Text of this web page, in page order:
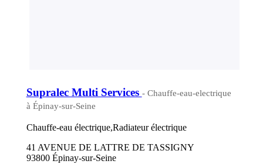
Supralec Multi Services - Chauffe-eau-electrique
à Épinay-sur-Seine
Chauffe-eau électrique,Radiateur électrique
41 AVENUE DE LATTRE DE TASSIGNY
93800 Épinay-sur-Seine